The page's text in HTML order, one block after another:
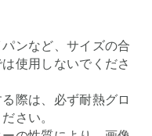
ンなど、サイズの合
使用しないでくださ
際は、必ず耐熱グロ
さい。